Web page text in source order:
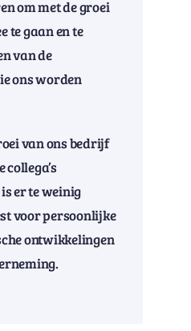
om met de groei
te gaan en te
van de
ons worden
van ons bedrijf
collega’s
er te weinig
voor persoonlijke
ontwikkelingen